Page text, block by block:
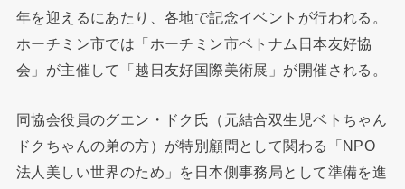
年を迎えるにあたり、各地で記念イベントが行われる。
ホーチミン市では「ホーチミン市ベトナム日本友好協
会」が主催して「越日友好国際美術展」が開催される。
同協会役員のグエン・ドク氏（元結合双生児ベトちゃん
ドクちゃんの弟の方）が特別顧問として関わる「NPO
法人美しい世界のため」を日本側事務局として準備を進